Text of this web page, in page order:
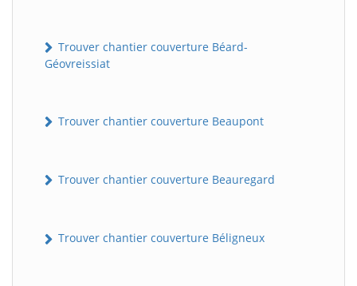
Trouver chantier couverture Béard-
Géovreissiat
Trouver chantier couverture Beaupont
Trouver chantier couverture Beauregard
Trouver chantier couverture Béligneux